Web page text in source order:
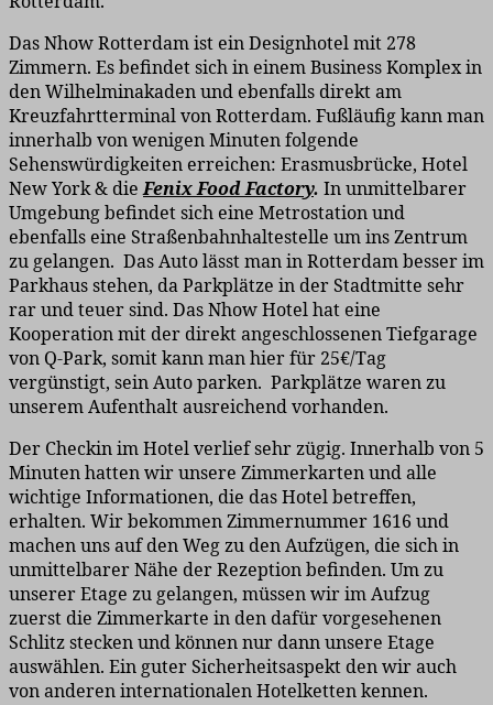
Das Nhow Rotterdam ist ein Designhotel mit 278
Zimmern. Es befindet sich in einem Business Komplex in
den Wilhelminakaden und ebenfalls direkt am
Kreuzfahrtterminal von Rotterdam. Fußläufig kann man
innerhalb von wenigen Minuten folgende
Sehenswürdigkeiten erreichen: Erasmusbrücke, Hotel
New York & dieFenix Food Factory. In unmittelbarer
Umgebung befindet sich eine Metrostation und
ebenfalls eine Straßenbahnhaltestelle um ins Zentrum
zu gelangen. Das Auto lässt man in Rotterdam besser im
Parkhaus stehen, da Parkplätze in der Stadtmitte sehr
rar und teuer sind. Das Nhow Hotel hat eine
Kooperation mit der direkt angeschlossenen Tiefgarage
von Q-Park, somit kann man hier für 25€/Tag
vergünstigt, sein Auto parken. Parkplätze waren zu
unserem Aufenthalt ausreichend vorhanden.
Der Checkin im Hotel verlief sehr zügig. Innerhalb von 5
Minuten hatten wir unsere Zimmerkarten und alle
wichtige Informationen, die das Hotel betreffen,
erhalten. Wir bekommen Zimmernummer 1616 und
machen uns auf den Weg zu den Aufzügen, die sich in
unmittelbarer Nähe der Rezeption befinden. Um zu
unserer Etage zu gelangen, müssen wir im Aufzug
zuerst die Zimmerkarte in den dafür vorgesehenen
Schlitz stecken und können nur dann unsere Etage
auswählen. Ein guter Sicherheitsaspekt den wir auch
von anderen internationalen Hotelketten kennen.